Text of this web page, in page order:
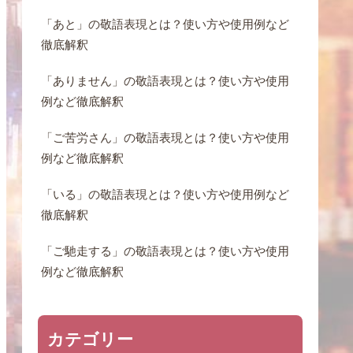
「あと」の敬語表現とは？使い方や使用例など
徹底解釈
「ありません」の敬語表現とは？使い方や使用
例など徹底解釈
「ご苦労さん」の敬語表現とは？使い方や使用
例など徹底解釈
「いる」の敬語表現とは？使い方や使用例など
徹底解釈
「ご馳走する」の敬語表現とは？使い方や使用
例など徹底解釈
カテゴリー